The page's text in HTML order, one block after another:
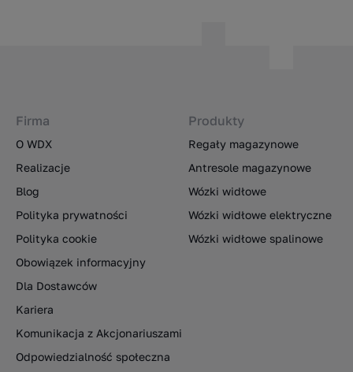
Firma
O WDX
Realizacje
Blog
Polityka prywatności
Polityka cookie
Obowiązek informacyjny
Dla Dostawców
Kariera
Komunikacja z Akcjonariuszami
Odpowiedzialność społeczna
Produkty
Regały magazynowe
Antresole magazynowe
Wózki widłowe
Wózki widłowe elektryczne
Wózki widłowe spalinowe